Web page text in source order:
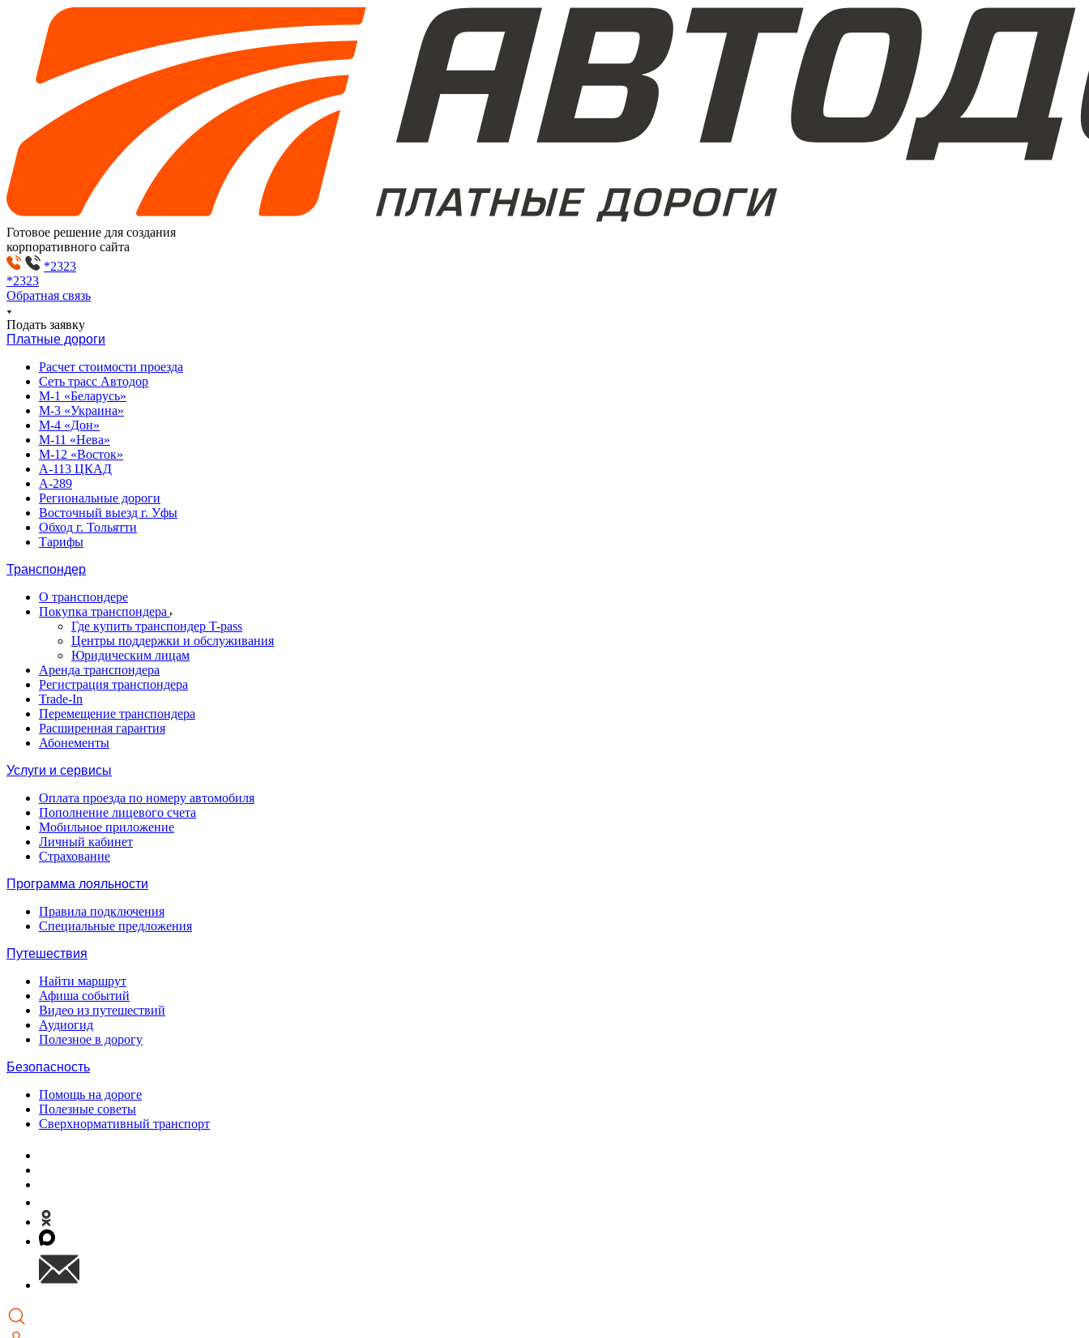
Готовое решение для создания
корпоративного сайта
*2323
*2323
Обратная связь
Подать заявку
Платные дороги
Расчет стоимости проезда
Сеть трасс Автодор
М-1 «Беларусь»
М-3 «Украина»
М-4 «Дон»
М-11 «Нева»
М-12 «Восток»
А-113 ЦКАД
А-289
Региональные дороги
Восточный выезд г. Уфы
Обход г. Тольятти
Тарифы
Транспондер
О транспондере
Покупка транспондера
Где купить транспондер T-pass
Центры поддержки и обслуживания
Юридическим лицам
Аренда транспондера
Регистрация транспондера
Trade-In
Перемещение транспондера
Расширенная гарантия
Абонементы
Услуги и сервисы
Оплата проезда по номеру автомобиля
Пополнение лицевого счета
Мобильное приложение
Личный кабинет
Страхование
Программа лояльности
Правила подключения
Специальные предложения
Путешествия
Найти маршрут
Афиша событий
Видео из путешествий
Аудиогид
Полезное в дорогу
Безопасность
Помощь на дороге
Полезные советы
Сверхнормативный транспорт